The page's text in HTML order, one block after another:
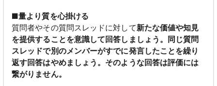
■量より質を心掛ける
質問者やその質問スレッドに対して新たな価値や知見
を提供することを意識して回答しましょう。同じ質問
スレッドで別のメンバーがすでに発言したことを繰り
返す回答はやめましょう。そのような回答は評価には
繋がりません。